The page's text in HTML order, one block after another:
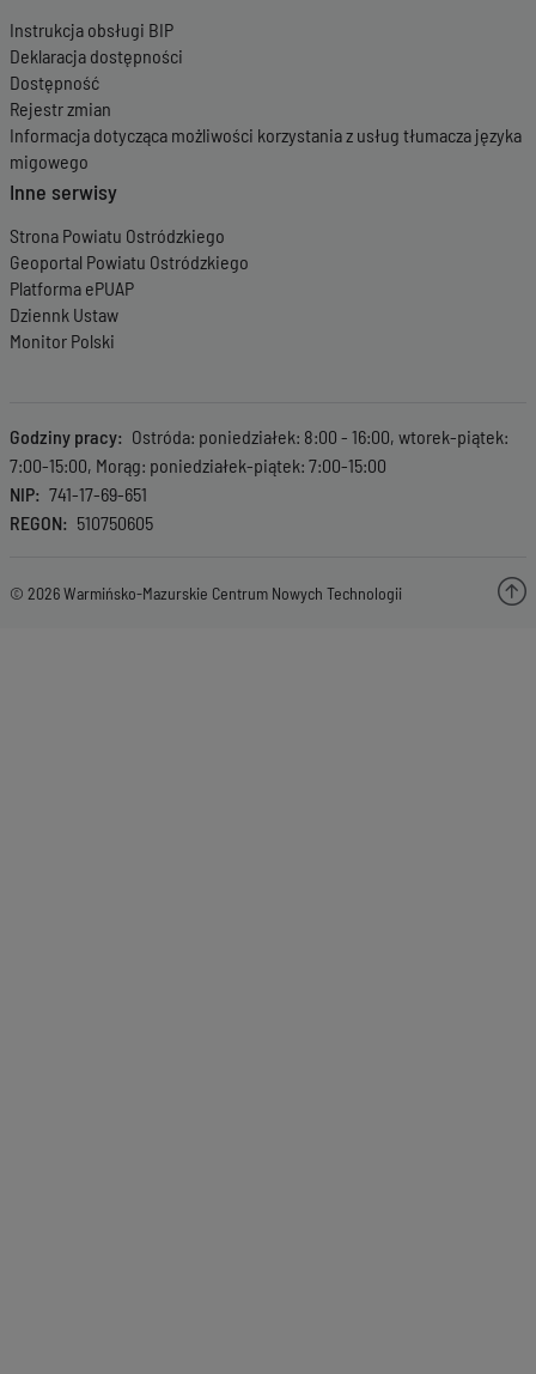
Instrukcja obsługi BIP
Deklaracja dostępności
Dostępność
Rejestr zmian
Informacja dotycząca możliwości korzystania z usług tłumacza języka
migowego
Inne serwisy
Strona Powiatu Ostródzkiego
Geoportal Powiatu Ostródzkiego
Platforma ePUAP
Dziennk Ustaw
Monitor Polski
Godziny pracy
Ostróda: poniedziałek: 8:00 - 16:00, wtorek-piątek:
7:00-15:00, Morąg: poniedziałek-piątek: 7:00-15:00
NIP
741-17-69-651
REGON
510750605
© 2026 Warmińsko-Mazurskie Centrum Nowych Technologii